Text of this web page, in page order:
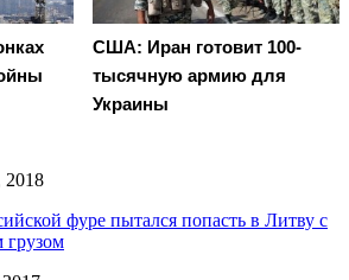
США: Иран готовит 100-
тысячную армию для
Украины
2018
фуре пытался попасть в Литву с
грузом